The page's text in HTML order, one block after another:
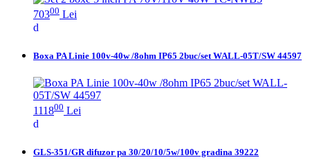
70300 Lei
Boxa PA Linie 100v-40w /8ohm IP65 2buc/set WALL-05T/SW 44597
111800 Lei
GLS-351/GR difuzor pa 30/20/10/5w/100v gradina 39222